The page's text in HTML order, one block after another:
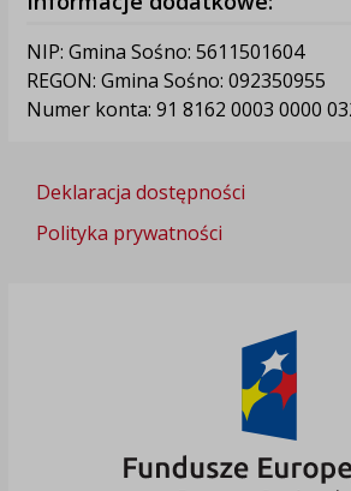
NIP: Gmina Sośno: 5611501604
REGON: Gmina Sośno: 092350955
Numer konta: 91 8162 0003 0000
Deklaracja dostępności
Polityka prywatności